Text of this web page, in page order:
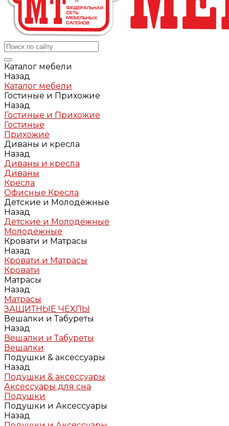
Каталог мебели
Назад
Каталог мебели
Гостиные и Прихожие
Назад
Гостиные и Прихожие
Гостиные
Прихожие
Диваны и кресла
Назад
Диваны и кресла
Диваны
Кресла
Офисные Кресла
Детские и Молодёжные
Назад
Детские и Молодёжные
Молодёжные
Кровати и Матрасы
Назад
Кровати и Матрасы
Кровати
Матрасы
Назад
Матрасы
ЗАЩИТНЫЕ ЧЕХЛЫ
Вешалки и Табуреты
Назад
Вешалки и Табуреты
Вешалки
Подушки & аксессуары
Назад
Подушки & аксессуары
Аксессуары для сна
Подушки
Подушки и Аксессуары
Назад